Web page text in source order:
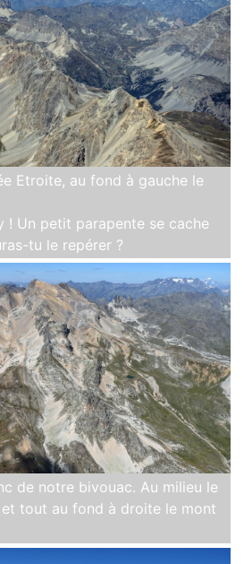
Etroite, au fond à gauche le
! Un petit parapente se cache
tu le repérer ?
de notre bivouac. Au milieu le
tout au fond à droite le mont